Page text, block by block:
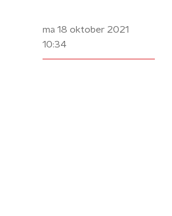
ma 18 oktober 2021
10:34